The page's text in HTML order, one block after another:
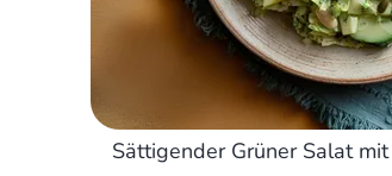
Sättigender Grüner Salat